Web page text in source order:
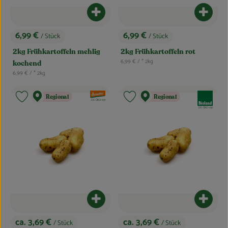
, Preis:
6,99 €/ Stück
2kg Frühkartoffeln mehlig
kochend
, Referenzpreis:
6,99 € / * 2kg
Produkt zum Warenkorb hinzufügen
, Preis:
6,99 €/ Stück
2kg Frühkartoffeln rot
, Referenzpreis:
6,99 € / * 2kg
ca. 3,69 €/ Stück
Produkt zum Warenkorb hinzufügen
, Verband:
, Kontrollstelle:
DE-ÖKO-037
Regional
Produkt zu Favouriten hinzufügen
ca. 3,69 €/ Stück
, Kontrollstelle:
DE-ÖKO-037
Regional
Produkt zu Favouriten hinzufügen